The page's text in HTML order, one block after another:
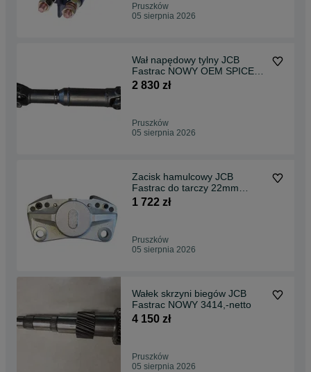
Pruszków
05 sierpnia 2026
Wał napędowy tylny JCB
Fastrac NOWY OEM SPICER
org. 2300,- netto
2 830 zł
Pruszków
05 sierpnia 2026
Zacisk hamulcowy JCB
Fastrac do tarczy 22mm
1400,- netto
1 722 zł
Pruszków
05 sierpnia 2026
Wałek skrzyni biegów JCB
Fastrac NOWY 3414,-netto
4 150 zł
Pruszków
05 sierpnia 2026